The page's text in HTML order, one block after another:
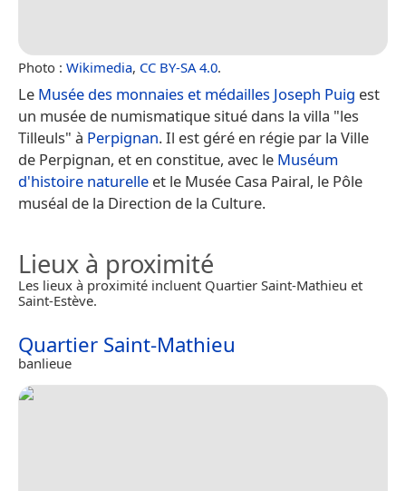
Photo : Wikimedia, CC BY-SA 4.0.
Le Musée des monnaies et médailles Joseph Puig est
un musée de numismatique situé dans la villa "les
Tilleuls" à Perpignan. Il est géré en régie par la Ville
de Perpignan, et en constitue, avec le Muséum
d'histoire naturelle et le Musée Casa Pairal, le Pôle
muséal de la Direction de la Culture.
Lieux à proximité
Les lieux à proximité incluent Quartier Saint-Mathieu et
Saint-Estève.
Quartier Saint-Mathieu
banlieue